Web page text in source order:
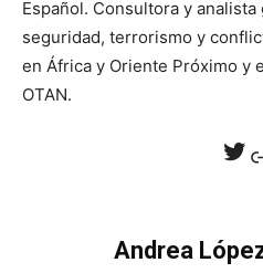
Español. Consultora y
seguridad, terrorismo y
en África y Oriente Próximo y
OTAN.
Andrea